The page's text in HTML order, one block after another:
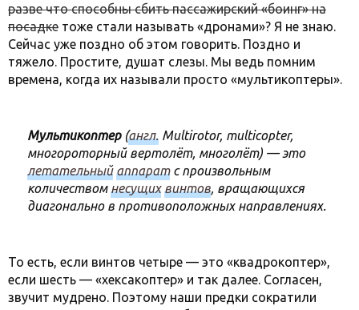
разве что способны сбить пассажирский «боинг» на
посадке тоже стали называть «дронами»? Я не знаю.
Сейчас уже поздно об этом говорить. Поздно и
тяжело. Простите, душат слезы. Мы ведь помним
времена, когда их называли просто «мультикоптеры».
Мультикоптер(англ. Multirotor, multicopter,
многороторный вертолёт, многолёт) — это
летательный аппаратс произвольным
количествомнесущих винтов, вращающихся
диагонально в противоположных направлениях.
То есть, если винтов четыре — это «квадрокоптер»,
если шесть — «хексакоптер» и так далее. Согласен,
звучит мудрено. Поэтому наши предки сократили